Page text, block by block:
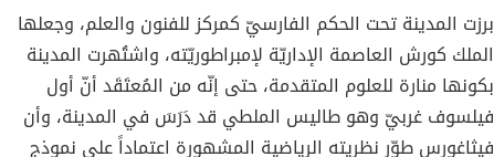
برزت المدينة تحت الحكم الفارسيّ كمركز للفنون والعلم، وجعلها
الملك كورش العاصمة الإداريّة لإمبراطوريّته، واشتُهرت المدينة
بكونها منارة للعلوم المتقدمة، حتى إنّه من المُعتَقَد أنّ أول
فيلسوف غربيّ وهو طاليس الملطي قد دَرَسَ في المدينة، وأن
فيثاغورس طوّر نظريته الرياضية المشهورة اعتماداً على نموذج